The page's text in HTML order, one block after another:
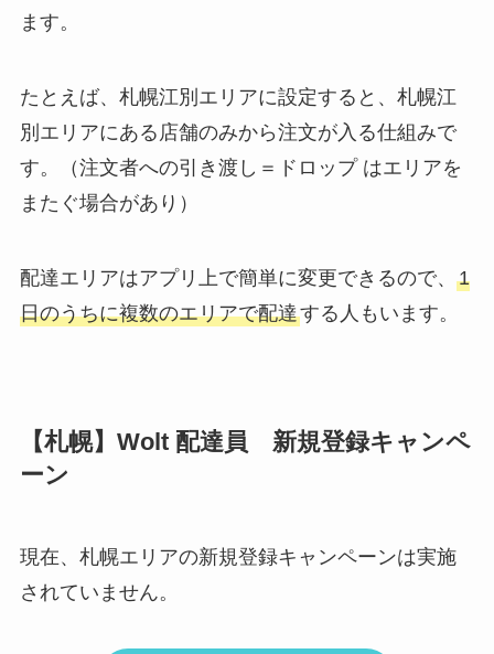
ます。
たとえば、札幌江別エリアに設定すると、札幌江
別エリアにある店舗のみから注文が入る仕組みで
す。（注文者への引き渡し＝ドロップ はエリアを
またぐ場合があり）
配達エリアはアプリ上で簡単に変更できるので、 1
日のうちに複数のエリアで配達する人もいます。
【札幌】Wolt 配達員 新規登録キャンペ
ーン
現在、札幌エリアの新規登録キャンペーンは実施
されていません。